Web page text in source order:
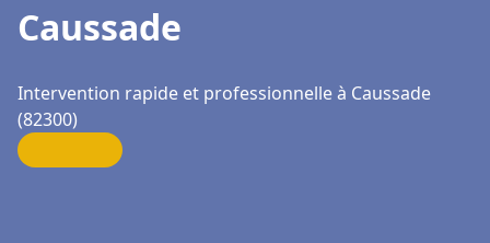
Caussade
Intervention rapide et professionnelle à Caussade
(82300)